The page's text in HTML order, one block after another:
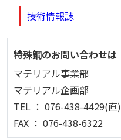
技術情報誌
特殊鋼のお問い合わせは
マテリアル事業部
マテリアル企画部
TEL ： 076-438-4429(直)
FAX ： 076-438-6322